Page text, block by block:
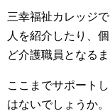
三幸福祉カレッジ
人を紹介したり、
ど介護職員となる
ここまでサポート
はないでしょうか。